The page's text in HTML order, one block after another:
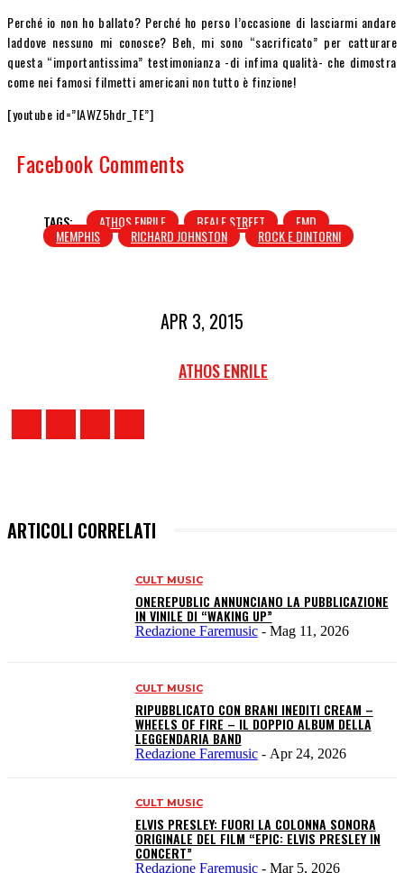
Perché io non ho ballato? Perché ho perso l’occasione di lasciarmi andare
laddove nessuno mi conosce? Beh, mi sono “sacrificato” per catturare
questa “importantissima” testimonianza -di infima qualità- che dimostra
come nei famosi filmetti americani non tutto è finzione!
[youtube id=”lAWZ5hdr_TE”]
Facebook Comments
TAGS: ATHOS ENRILE BEALE STREET FMD
MEMPHIS RICHARD JOHNSTON ROCK E DINTORNI
APR 3, 2015
ATHOS ENRILE
ARTICOLI CORRELATI
CULT MUSIC
ONEREPUBLIC ANNUNCIANO LA PUBBLICAZIONE
IN VINILE DI “WAKING UP”
Redazione Faremusic - Mag 11, 2026
CULT MUSIC
RIPUBBLICATO CON BRANI INEDITI CREAM –
WHEELS OF FIRE – IL DOPPIO ALBUM DELLA
LEGGENDARIA BAND
Redazione Faremusic - Apr 24, 2026
CULT MUSIC
ELVIS PRESLEY: FUORI LA COLONNA SONORA
ORIGINALE DEL FILM “EPIC: ELVIS PRESLEY IN
CONCERT”
Redazione Faremusic - Mar 5, 2026